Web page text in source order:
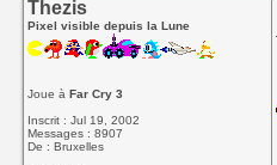
Thezis
Pixel visible depuis la Lune
Joue àFar Cry 3
Inscrit : Jul 19, 2002
Messages : 8907
De : Bruxelles